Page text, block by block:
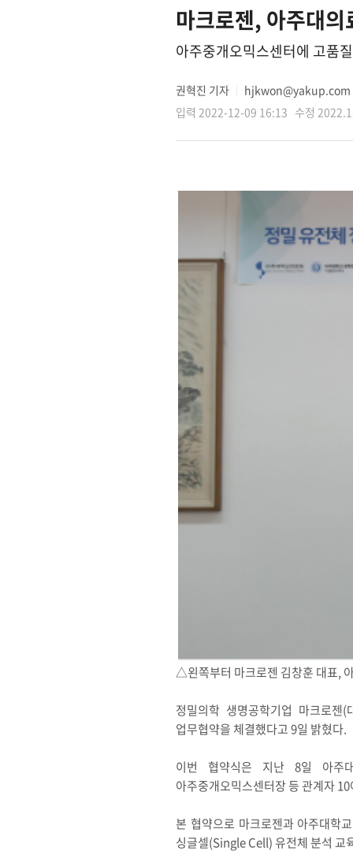
마크로젠, 아주대
아주중개오믹스센터에 고품
권혁진 기자
hjkwon@yakup.com
입력 2022-12-09 16:13 수정
△왼쪽부터 마크로젠 김창훈 대표,
정밀의학 생명공학기업 마크로
업무협약을 체결했다고 9일 밝혔다.
이번 협약식은 지난 8일 아주
아주중개오믹스센터장 등 관계자
본 협약으로 마크로젠과 아주대
싱글셀(Single Cell) 유전체 분석 교